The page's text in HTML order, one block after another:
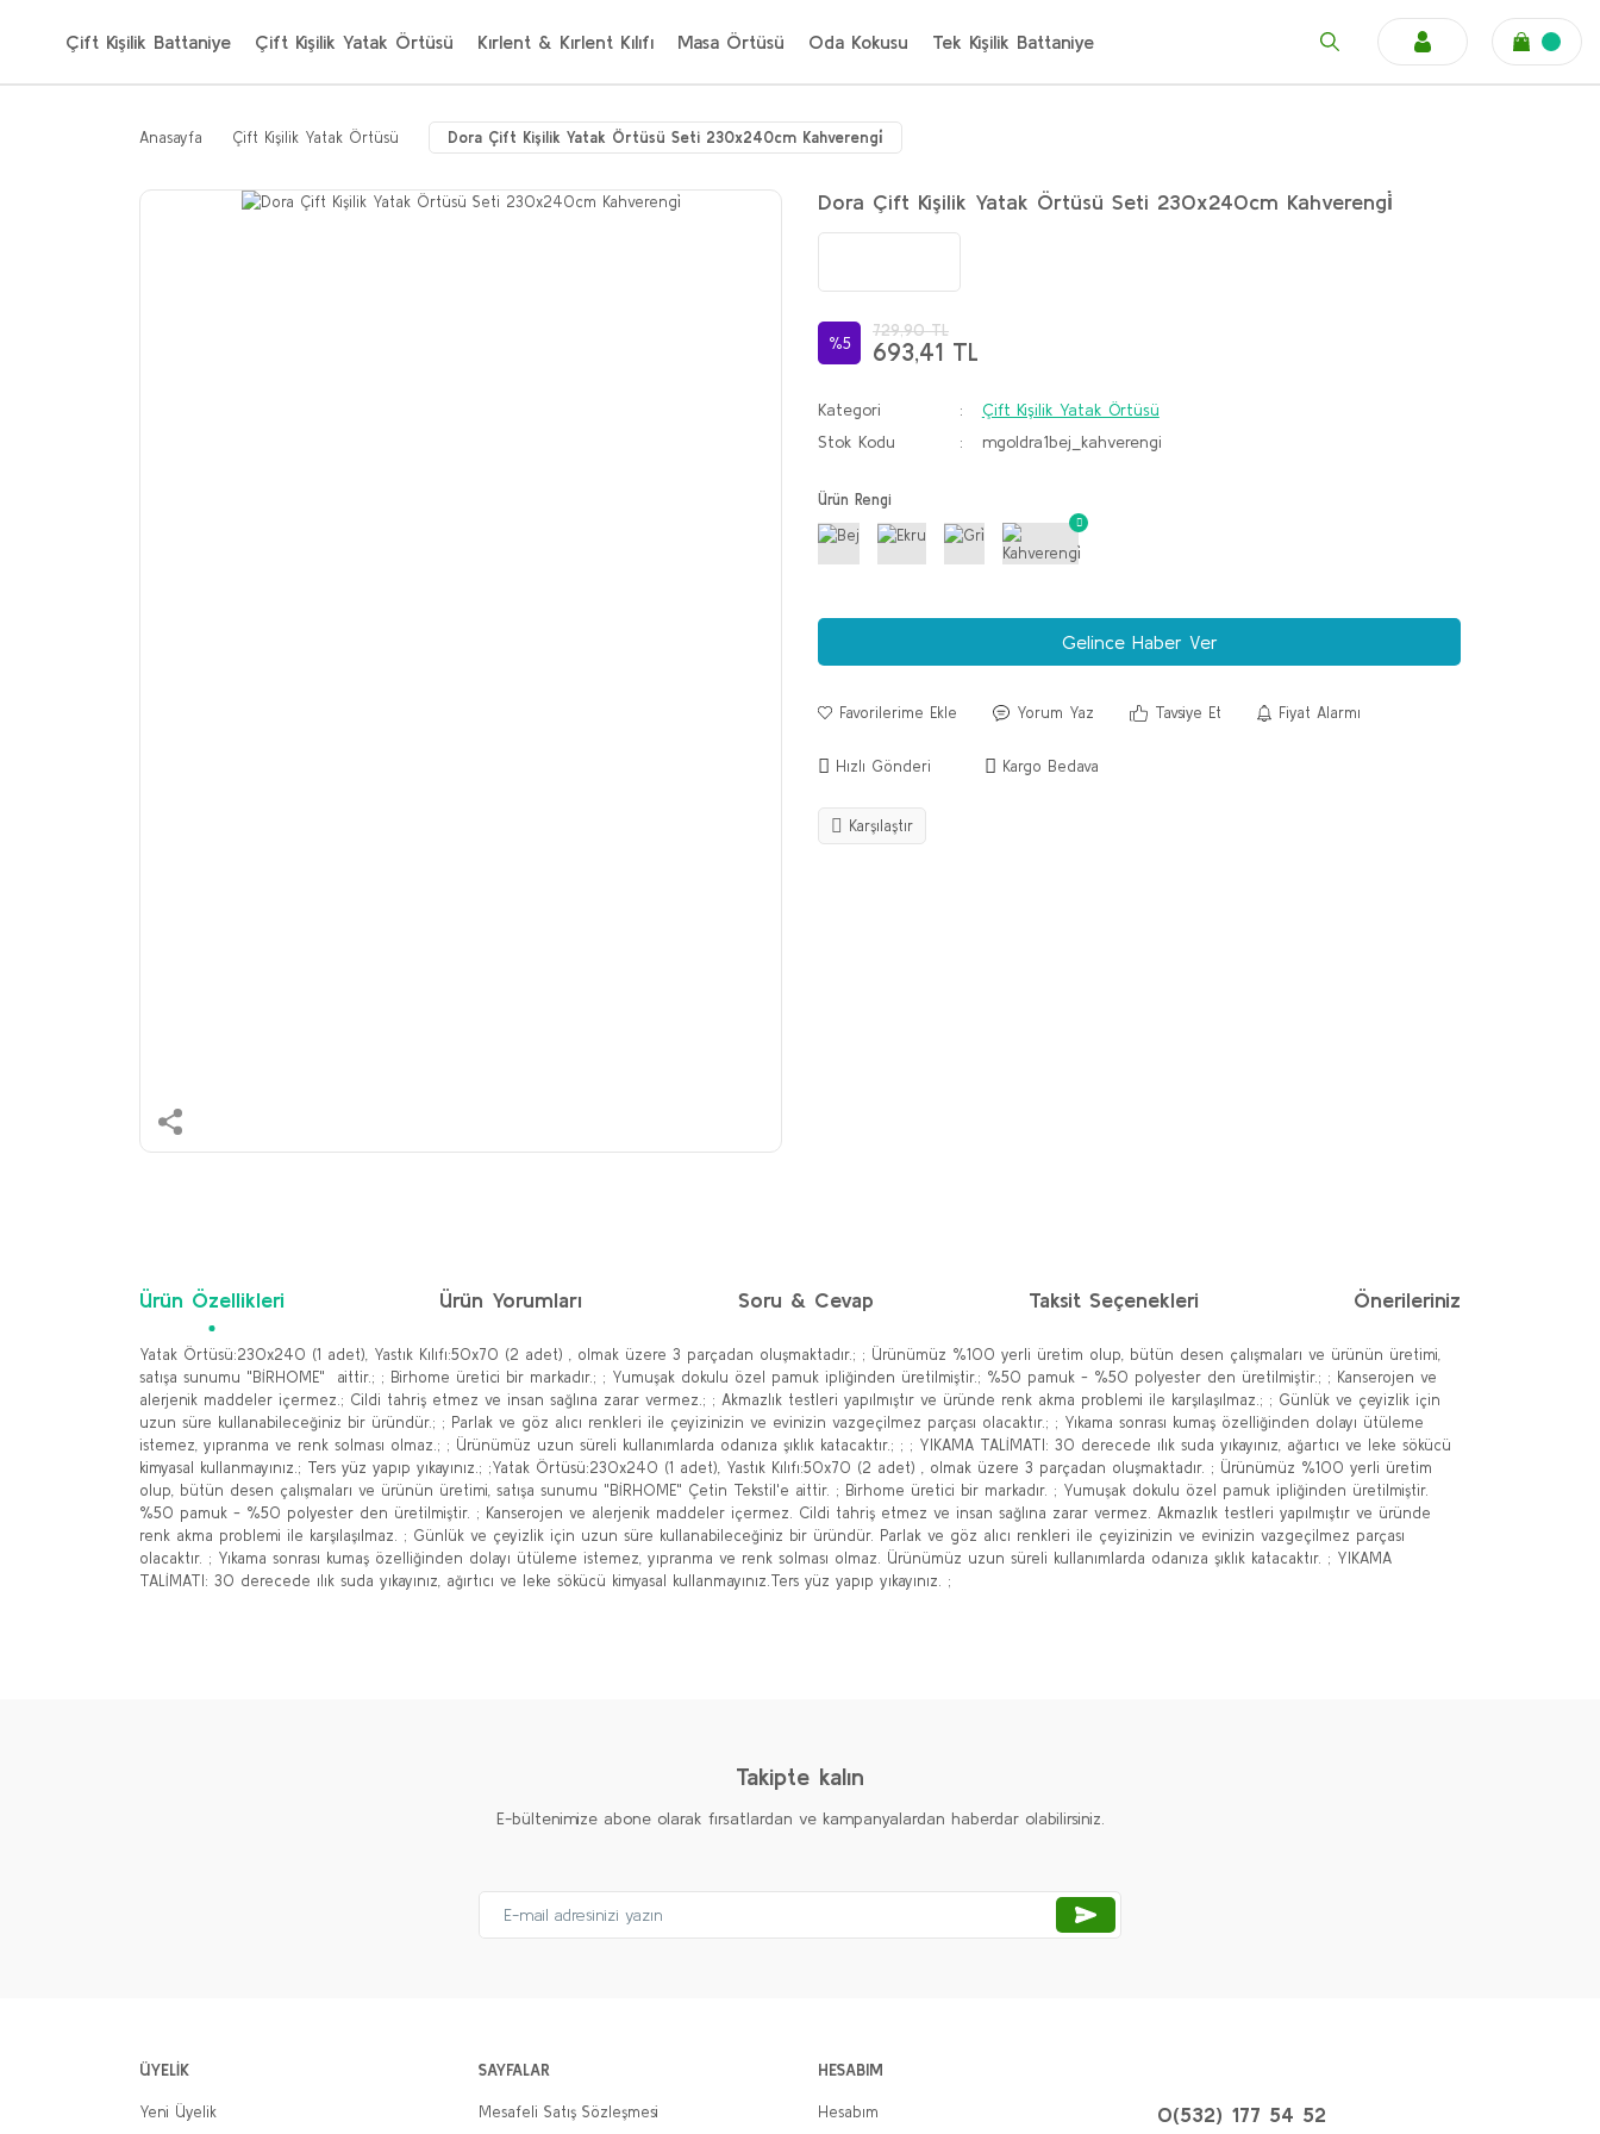
Çift Kişilik Battaniye Çift Kişilik Yatak Örtüsü Kırlent & Kırlent Kılıfı Masa Örtüsü Oda Kokusu Tek Kişilik Battaniye
Anasayfa Çift Kişilik Yatak Örtüsü Dora Çift Kişilik Yatak Örtüsü Seti 230x240cm Kahverengi̇
Dora Çift Kişilik Yatak Örtüsü Seti 230x240cm Kahverengi̇
%5
729,90 TL
693,41 TL
Kategori
Çift Kişilik Yatak Örtüsü
Stok Kodu
mgoldra1bej_kahverengi
Ürün Rengi
Gelince Haber Ver
Yorum Yaz Tavsiye Et Fiyat Alarmı
Hızlı Gönderi Kargo Bedava
Karşılaştır
Ürün Özellikleri Ürün Yorumları Soru & Cevap Taksit Seçenekleri Önerileriniz
Yatak Örtüsü:230x240 (1 adet), Yastık Kılıfı:50x70 (2 adet) , olmak üzere 3 parçadan oluşmaktadır.; ; Ürünümüz %100 yerli üretim olup, bütün desen çalışmaları ve ürünün üretimi,
satışa sunumu "BİRHOME" aittir.; ; Birhome üretici bir markadır.; ; Yumuşak dokulu özel pamuk ipliğinden üretilmiştir.; %50 pamuk - %50 polyester den üretilmiştir.; ; Kanserojen ve
alerjenik maddeler içermez.; Cildi tahriş etmez ve insan sağlına zarar vermez.; ; Akmazlık testleri yapılmıştır ve üründe renk akma problemi ile karşılaşılmaz.; ; Günlük ve çeyizlik için
uzun süre kullanabileceğiniz bir üründür.; ; Parlak ve göz alıcı renkleri ile çeyizinizin ve evinizin vazgeçilmez parçası olacaktır.; ; Yıkama sonrası kumaş özelliğinden dolayı ütüleme
istemez, yıpranma ve renk solması olmaz.; ; Ürünümüz uzun süreli kullanımlarda odanıza şıklık katacaktır.; ; ; YIKAMA TALİMATI: 30 derecede ılık suda yıkayınız, ağartıcı ve leke sökücü
kimyasal kullanmayınız.; Ters yüz yapıp yıkayınız.; ;Yatak Örtüsü:230x240 (1 adet), Yastık Kılıfı:50x70 (2 adet) , olmak üzere 3 parçadan oluşmaktadır. ; Ürünümüz %100 yerli üretim
olup, bütün desen çalışmaları ve ürünün üretimi, satışa sunumu "BİRHOME" Çetin Tekstil'e aittir. ; Birhome üretici bir markadır. ; Yumuşak dokulu özel pamuk ipliğinden üretilmiştir.
%50 pamuk - %50 polyester den üretilmiştir. ; Kanserojen ve alerjenik maddeler içermez. Cildi tahriş etmez ve insan sağlına zarar vermez. Akmazlık testleri yapılmıştır ve üründe
renk akma problemi ile karşılaşılmaz. ; Günlük ve çeyizlik için uzun süre kullanabileceğiniz bir üründür. Parlak ve göz alıcı renkleri ile çeyizinizin ve evinizin vazgeçilmez parçası
olacaktır. ; Yıkama sonrası kumaş özelliğinden dolayı ütüleme istemez, yıpranma ve renk solması olmaz. Ürünümüz uzun süreli kullanımlarda odanıza şıklık katacaktır. ; YIKAMA
TALİMATI: 30 derecede ılık suda yıkayınız, ağırtıcı ve leke sökücü kimyasal kullanmayınız.Ters yüz yapıp yıkayınız. ;
Takipte kalın
E-bültenimize abone olarak fırsatlardan ve kampanyalardan haberdar olabilirsiniz.
ÜYELİK
Yeni Üyelik
SAYFALAR
Mesafeli Satış Sözleşmesi
HESABIM
Hesabım 0(532) 177 54 52